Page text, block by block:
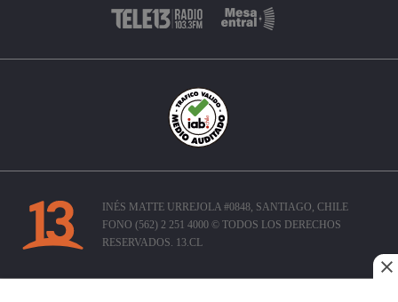
INÉS MATTE URREJOLA #0848, SANTIAGO, CHILE
FONO (562) 2 251 4000 © TODOS LOS DERECHOS
RESERVADOS. 13.CL